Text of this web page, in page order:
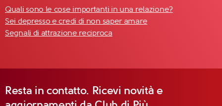
Quali sono le cose importanti in una relazione?
Sei depresso e credi di non saper amare
Segnali di attrazione reciproca
Resta in contatto. Ricevi novità e